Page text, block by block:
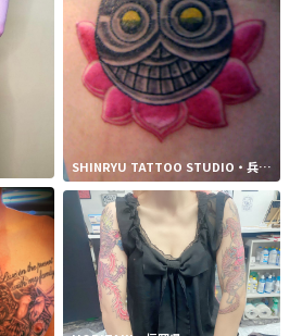
SHINRYU TATTOO STUDIO・兵庫
県